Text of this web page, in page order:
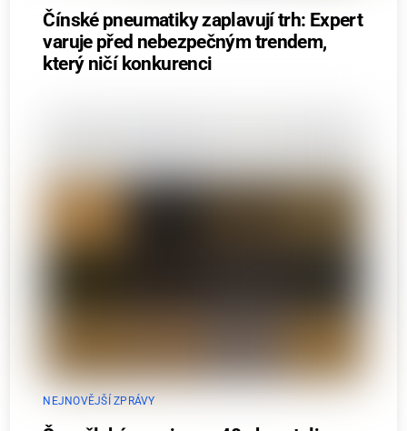
Čínské pneumatiky zaplavují trh: Expert
varuje před nebezpečným trendem,
který ničí konkurenci
NEJNOVĚJŠÍ ZPRÁVY